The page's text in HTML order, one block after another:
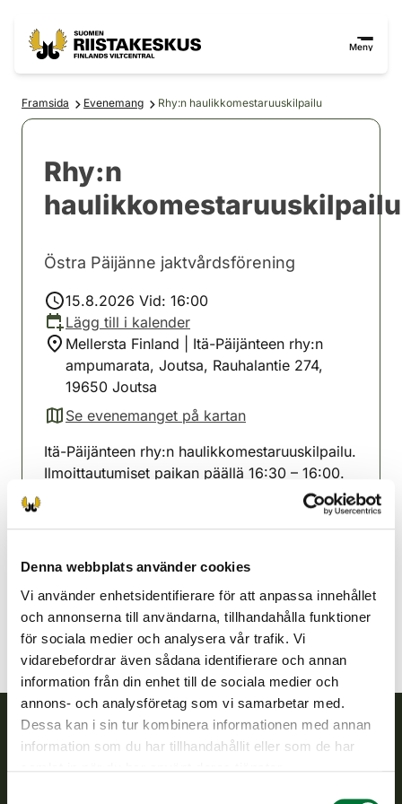
Denna webbplats använder cookies
Vi använder enhetsidentifierare för att anpassa innehållet
och annonserna till användarna, tillhandahålla funktioner
för sociala medier och analysera vår trafik. Vi
vidarebefordrar även sådana identifierare och annan
information från din enhet till de sociala medier och
annons- och analysföretag som vi samarbetar med.
Dessa kan i sin tur kombinera informationen med annan
information som du har tillhandahållit eller som de har
Meny
Framsida Evenemang Rhy:n haulikkomestaruuskilpailu
Rhy:n
haulikkomestaruuskilpailu
Östra Päijänne jaktvårdsförening
15.8.2026 Vid: 16:00
Lägg till i kalender
Mellersta Finland | Itä-Päijänteen rhy:n
ampumarata, Joutsa, Rauhalantie 274,
19650 Joutsa
Se evenemanget på kartan
(avautuu uuteen välilehteen)
Itä-Päijänteen rhy:n haulikkomestaruuskilpailu.
Ilmoittautumiset paikan päällä 16:30 – 16:00.
0400-197947
ita-paijanne@rhy.riista.fi
Finlands viltcentral
Finlands viltcentral främjar en hållbar vilthushållning, stöder